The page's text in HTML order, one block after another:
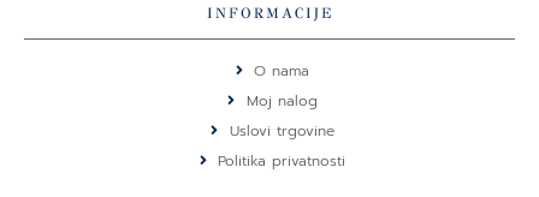
e
b
o
o
k
t
a
g
r
a
m
INFORMACIJE
O nama
Moj nalog
Uslovi trgovine
Politika privatnosti